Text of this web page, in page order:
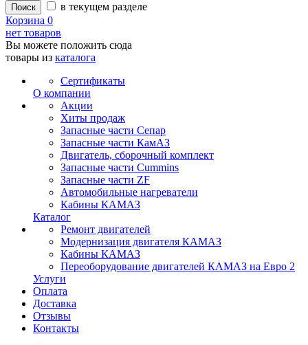
в текущем разделе
Корзина 0
нет товаров
Вы можете положить сюда
товары из каталога
Сертификаты
О компании
Акции
Хиты продаж
Запасные части Сепар
Запасные части КамАЗ
Двигатель, сборочный комплект
Запасные части Cummins
Запасные части ZF
Автомобильные нагреватели
Кабины КАМАЗ
Каталог
Ремонт двигателей
Модернизация двигателя КАМАЗ
Кабины КАМАЗ
Переоборудование двигателей КАМАЗ на Евро 2
Услуги
Оплата
Доставка
Отзывы
Контакты